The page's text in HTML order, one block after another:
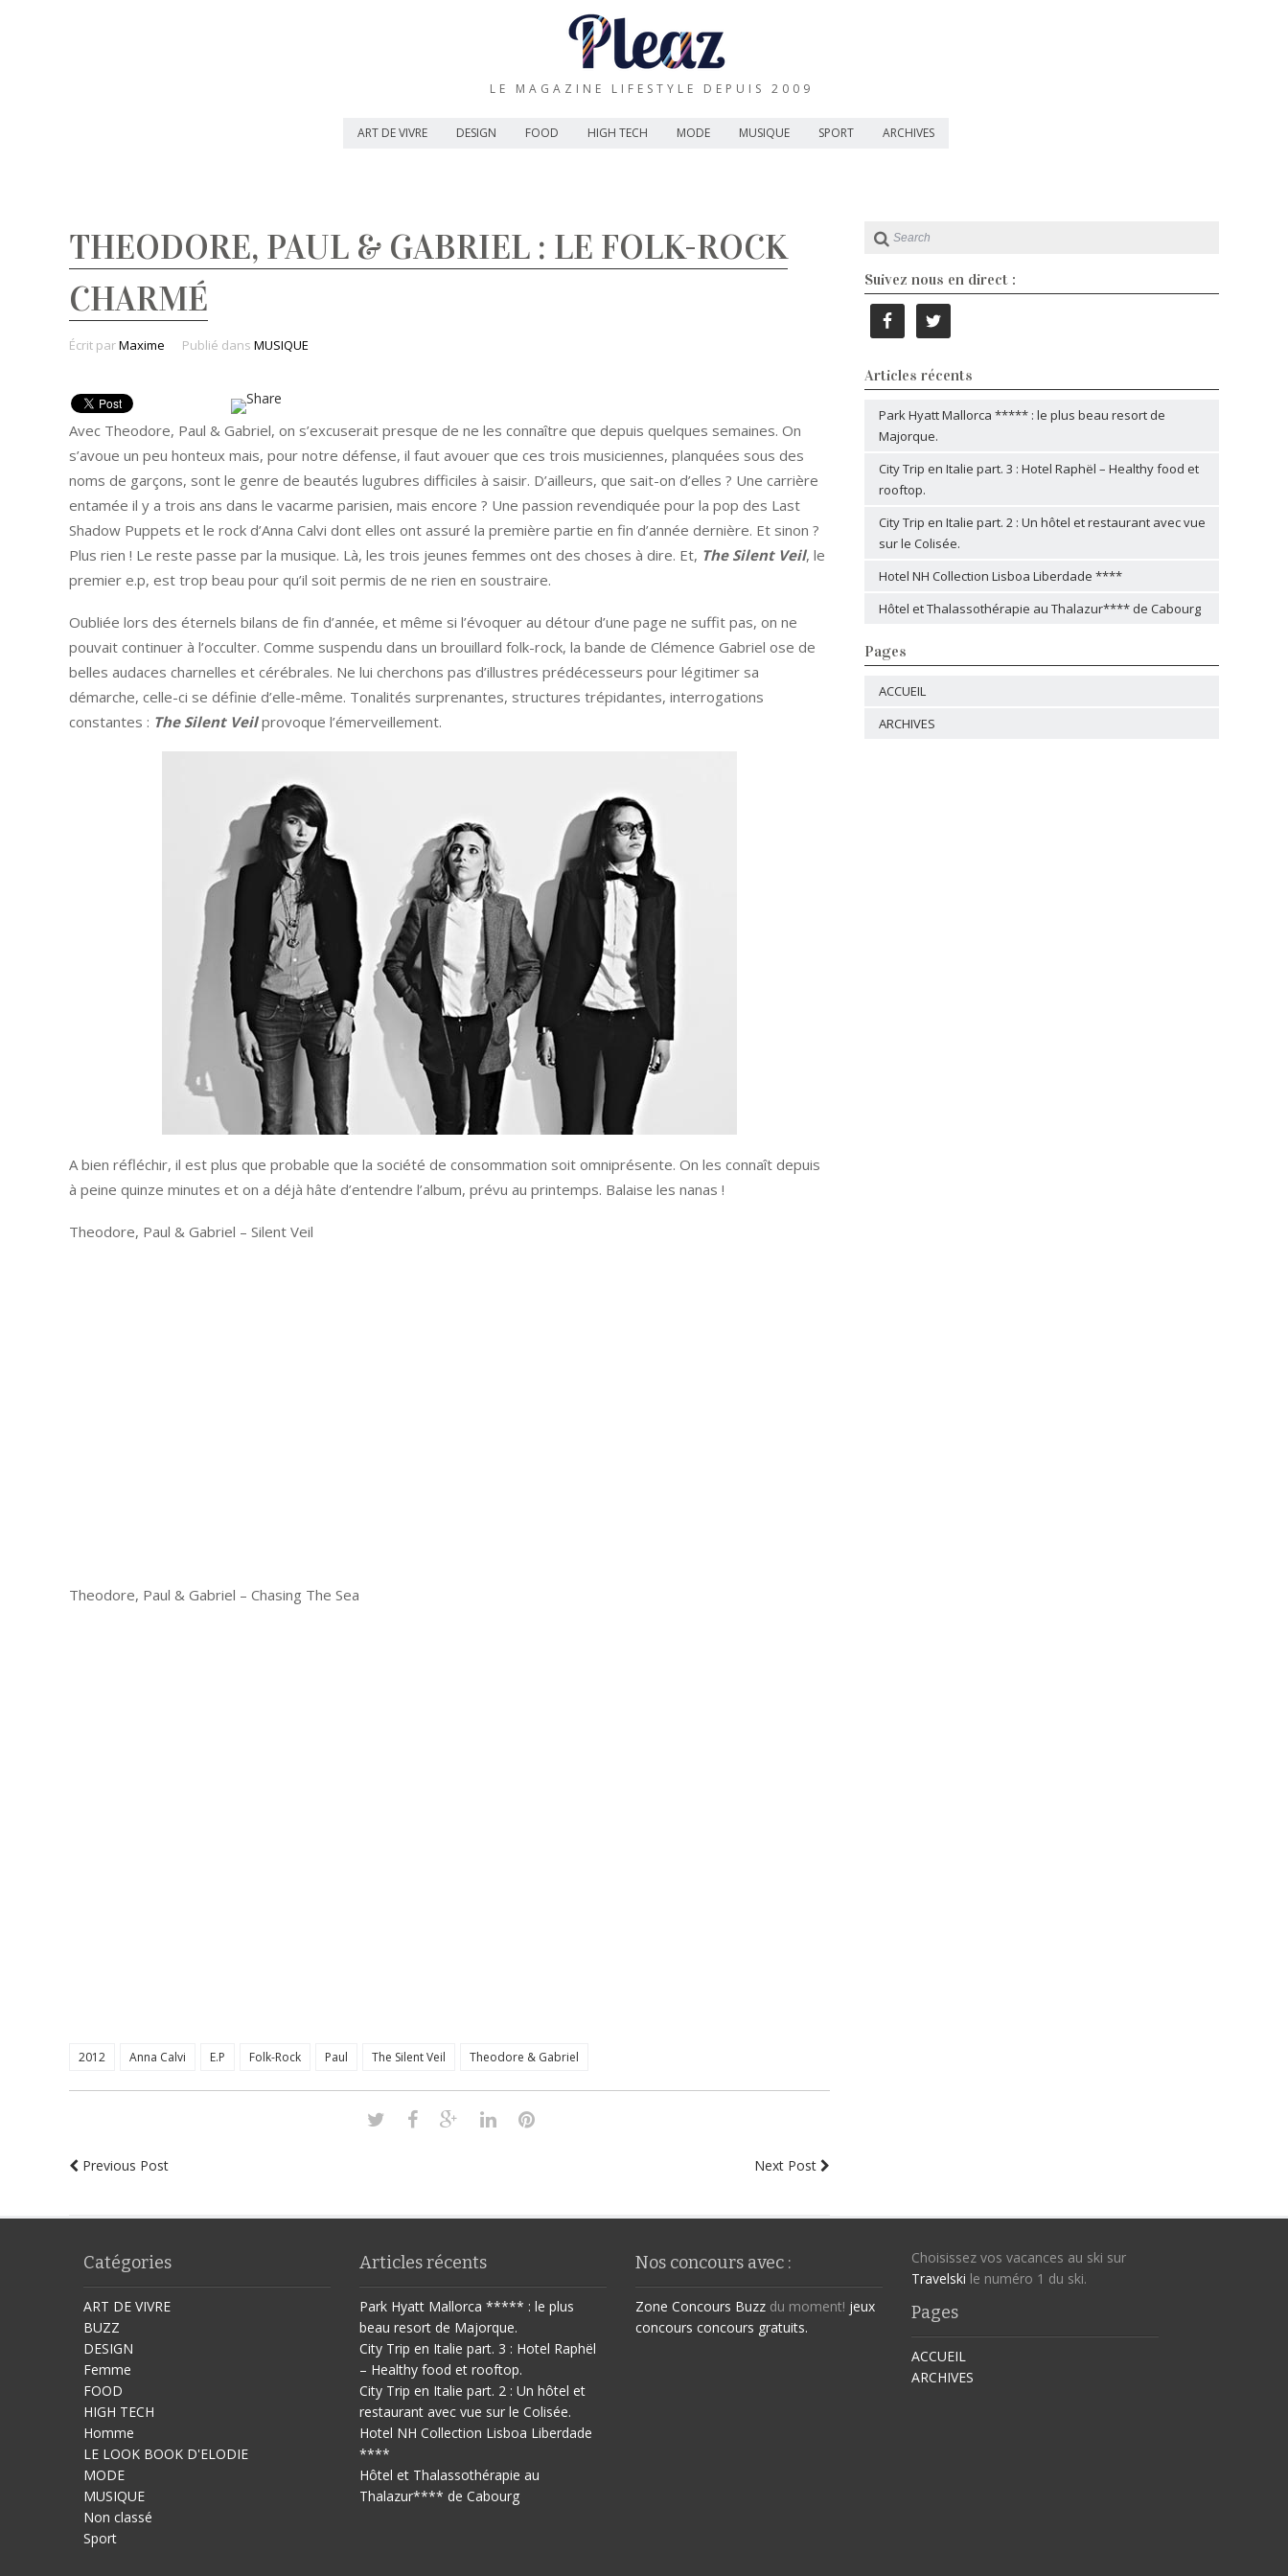
LE MAGAZINE LIFESTYLE DEPUIS 2009
ART DE VIVRE DESIGN FOOD HIGH TECH MODE MUSIQUE SPORT ARCHIVES
THEODORE, PAUL & GABRIEL : LE FOLK-ROCK
CHARMÉ
Écrit parMaxime Publié dans MUSIQUE
Avec Theodore, Paul & Gabriel, on s’excuserait presque de ne les connaître que depuis quelques semaines. On
s’avoue un peu honteux mais, pour notre défense, il faut avouer que ces trois musiciennes, planquées sous des
noms de garçons, sont le genre de beautés lugubres difficiles à saisir. D’ailleurs, que sait-on d’elles ? Une carrière
entamée il y a trois ans dans le vacarme parisien, mais encore ? Une passion revendiquée pour la pop des Last
Shadow Puppets et le rock d’Anna Calvi dont elles ont assuré la première partie en fin d’année dernière. Et sinon ?
Plus rien ! Le reste passe par la musique. Là, les trois jeunes femmes ont des choses à dire. Et, The Silent Veil, le
premier e.p, est trop beau pour qu’il soit permis de ne rien en soustraire.
Oubliée lors des éternels bilans de fin d’année, et même si l’évoquer au détour d’une page ne suffit pas, on ne
pouvait continuer à l’occulter. Comme suspendu dans un brouillard folk-rock, la bande de Clémence Gabriel ose de
belles audaces charnelles et cérébrales. Ne lui cherchons pas d’illustres prédécesseurs pour légitimer sa
démarche, celle-ci se définie d’elle-même. Tonalités surprenantes, structures trépidantes, interrogations
constantes : The Silent Veilprovoque l’émerveillement.
A bien réfléchir, il est plus que probable que la société de consommation soit omniprésente. On les connaît depuis
à peine quinze minutes et on a déjà hâte d’entendre l’album, prévu au printemps. Balaise les nanas !
Theodore, Paul & Gabriel – Silent Veil
Theodore, Paul & Gabriel – Chasing The Sea
2012 Anna Calvi E.P Folk-Rock Paul The Silent Veil Theodore & Gabriel
Previous Post Next Post
Suivez nous en direct :
Articles récents
Park Hyatt Mallorca ***** : le plus beau resort de
Majorque.
City Trip en Italie part. 3 : Hotel Raphël – Healthy food et
rooftop.
City Trip en Italie part. 2 : Un hôtel et restaurant avec vue
sur le Colisée.
Hotel NH Collection Lisboa Liberdade ****
Hôtel et Thalassothérapie au Thalazur**** de Cabourg
Pages
ACCUEIL
ARCHIVES
Catégories
ART DE VIVRE
BUZZ
DESIGN
Femme
FOOD
HIGH TECH
Homme
LE LOOK BOOK D'ELODIE
MODE
MUSIQUE
Non classé
Sport
Articles récents
Park Hyatt Mallorca ***** : le plus
beau resort de Majorque.
City Trip en Italie part. 3 : Hotel Raphël
– Healthy food et rooftop.
City Trip en Italie part. 2 : Un hôtel et
restaurant avec vue sur le Colisée.
Hotel NH Collection Lisboa Liberdade
****
Hôtel et Thalassothérapie au
Thalazur**** de Cabourg
Nos concours avec :
Zone Concours Buzz du moment! jeux
concours concours gratuits.
Choisissez vos vacances au ski sur
Travelski le numéro 1 du ski.
Pages
ACCUEIL
ARCHIVES